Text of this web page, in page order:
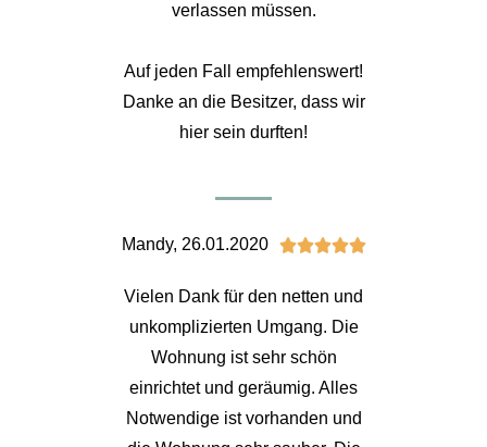
verlassen müssen.
Auf jeden Fall empfehlenswert!
Danke an die Besitzer, dass wir
hier sein durften!
Mandy, 26.01.2020 
Vielen Dank für den netten und
unkomplizierten Umgang. Die
Wohnung ist sehr schön
einrichtet und geräumig. Alles
Notwendige ist vorhanden und